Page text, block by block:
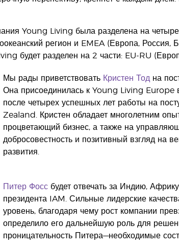
Young Living была разделена на
регион и EMEA (Европа,
будет разделен на 2 части: EU-RU
Мы рады приветствовать Кристен Тод на
Она присоединилась к Young Living Europe
после четырех успешных лет работы на
Zealand. Кристен обладает многолетним
процветающий бизнес, а также на
добросовестность и позитивный взгляд на
развития.
Питер Фоссбудет отвечать за Индию,
президента IAM. Сильные лидерские
уровень, благодаря чему рост компании
определило его дальнейшую роль для
проницательность Питера—необходимые